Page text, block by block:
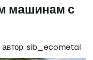
машинам с
автор: sib_ecometal